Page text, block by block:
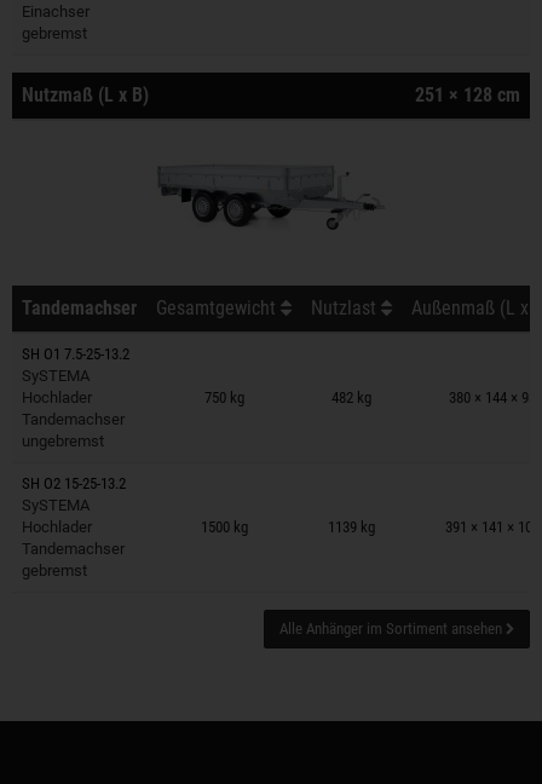
Einachser
gebremst
Nutzmaß (L x B) 251 × 128 cm
Tandemachser Gesamtgewicht Nutzlast Außenmaß (L x
SH O1 7.5-25-13.2
SySTEMA
Hochlader
Tandemachser
ungebremst
750 kg 482 kg 380 × 144 × 98
Anhänger auf Merkzettel
SH O2 15-25-13.2
SySTEMA
Hochlader
Tandemachser
gebremst
1500 kg 1139 kg 391 × 141 ×
Anhänger auf Merkzettel
Alle Anhänger im Sortiment ansehen